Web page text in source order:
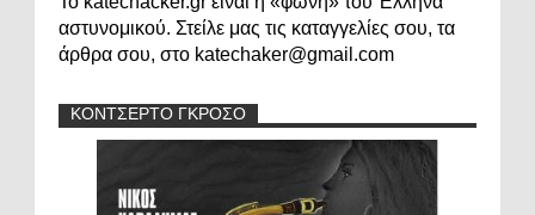
αστυνομικού. Στείλε μας τις καταγγελίες σου, τα
άρθρα σου, στο katechaker@gmail.com
ΚΟΝΤΣΕΡΤΟ ΓΚΡΟΣΟ